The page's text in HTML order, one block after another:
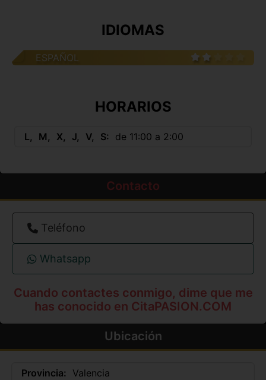
IDIOMAS
ESPAÑOL
HORARIOS
L M X J V S de 11:00 a 2:00
Contacto
Teléfono
Whatsapp
Cuando contactes conmigo, dime que me
has conocido en CitaPASION.COM
Ubicación
Provincia: Valencia